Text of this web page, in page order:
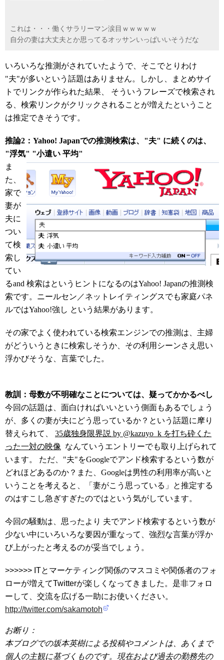
これは・・・働くサラリーマン涙目ｗｗｗｗｗ
自分の妻は大丈夫とか思ってるオッサンいっぱいいそうだな
いろいろな推測がされていたようで、そこでとりわけ
"夫"が多いという話題はありません。しかし、まとめサイ
トでリンクが作られた結果、 そういうフレーズで検索され
る、検索リンクがクリックされることが増えたということ
は推定できそうです。
推論2：Yahoo! Japanでの推測検索は、"夫" に続くのは、
"浮気" "小遣い 平均"
ま
た、
家で
妻が
夫に
つい
て検
索し
てい
るand 検索はというヒントになるのはYahoo! Japanの推測検
索です。ニールセン／ネットレイティングスでも家庭パネ
ルではYahoo!強し という結果があります。
その家でよく使われている検索エンジンでの推測は、主婦
がどういうときに検索しそうか、その利用シーンさえ思い
浮かびそうな、言葉でした。
教訓：母数が不明確なことについては、疑ってかかるべし
今回の話題は、面白ければいいという側面もあるでしょう
が、多くの妻が夫にどう思っているか？という話題に摩り
替えられて、 35歳独身限界説 by @kazuyo_k を打ち砕くた
った一対の映像 なんていうエントリーでも取り上げられて
います。 ただ、"夫"をGoogleでアンド検索するという数が
どれほどあるのか？また、Googleは男性の利用率が高いと
いうことを考えると、「妻がこう思っている」と推定する
のはすこし急ぎすぎたのではという気がしています。
今回の騒動は、思ったより 夫でアンド検索するという数が
少ない中にいろいろな要因が重なって、強烈な言葉が浮か
び上がったと考えるのが妥当でしょう。
>>>>>> ITとマーケティング関係のマスコミや関係者のフォ
ローが増えてTwitterが楽しくなってきました。是非フォロ
ーして、交流を広げる一助にお使いください。
http://twitter.com/sakamotoh
お断り：
本ブログでの坂本英樹による投稿やコメントは、あくまで
個人の主観に基づくものです。現在および過去の勤務先の